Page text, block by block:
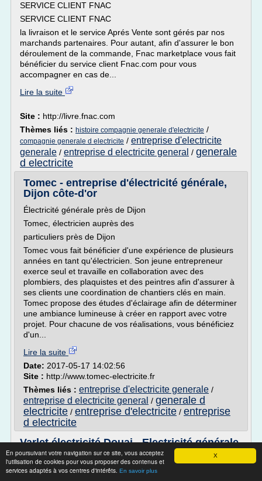
X
En poursuivant votre navigation sur ce site, vous acceptez
l'utilisation de cookies pour vous proposer des contenus et
services adaptés à vos centres d'intérêts. En savoir plus
SERVICE CLIENT FNAC
SERVICE CLIENT FNAC
la livraison et le service Aprés Vente sont gérés par nos
marchands partenaires. Pour autant, afin d'assurer le bon
déroulement de la commande, Fnac marketplace vous fait
bénéficier du service client Fnac.com pour vous
accompagner en cas de...
Lire la suite
Site : http://livre.fnac.com
Thèmes liés : histoire compagnie generale d'electricite /
compagnie generale d electricite / entreprise d'electricite
generale / entreprise d electricite general / generale
d electricite
Tomec - entreprise d'électricité générale,
Dijon côte-d'or
Électricité générale près de Dijon
Tomec, électricien auprès des
particuliers près de Dijon
Tomec vous fait bénéficier d'une expérience de plusieurs
années en tant qu'électricien. Son jeune entrepreneur
exerce seul et travaille en collaboration avec des
plombiers, des plaquistes et des peintres afin d'assurer à
ses clients une coordination de chantiers clés en main.
Tomec propose des études d'éclairage afin de déterminer
une ambiance lumineuse à créer en rapport avec votre
projet. Pour chacune de vos réalisations, vous bénéficiez
d'un...
Lire la suite
Date: 2017-05-17 14:02:56
Site : http://www.tomec-electricite.fr
Thèmes liés : entreprise d'electricite generale /
entreprise d electricite general / generale d
electricite / entreprise d'electricite / entreprise
d electricite
Varlet électricité Douai - Electricité générale
Accueil
Electricité VARLET DOUAI, votre entreprise d'électricité